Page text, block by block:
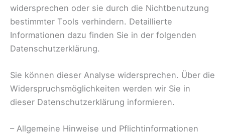
widersprechen oder sie durch die Nichtbenutzung
bestimmter Tools verhindern. Detaillierte
Informationen dazu finden Sie in der folgenden
Datenschutzerklärung.
Sie können dieser Analyse widersprechen. Über die
Widerspruchsmöglichkeiten werden wir Sie in
dieser Datenschutzerklärung informieren.
– Allgemeine Hinweise und Pflichtinformationen